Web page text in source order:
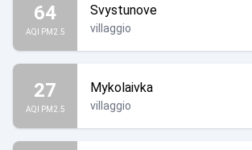
64
AQI PM2.5
Svystunove
villaggio
27
AQI PM2.5
Mykolaivka
villaggio